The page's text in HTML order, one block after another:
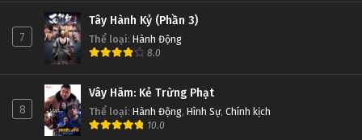
7
Tây Hành Kỷ (Phần 3)
Thể loại: Hành Động
8.0
8
Vây Hãm: Kẻ Trừng Phạt
Thể loại: Hành Động, Hình Sự, Chính kịch
10.0